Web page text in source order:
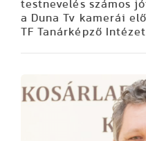
testnevelés számos
a Duna Tv kamerái
TF Tanárképző